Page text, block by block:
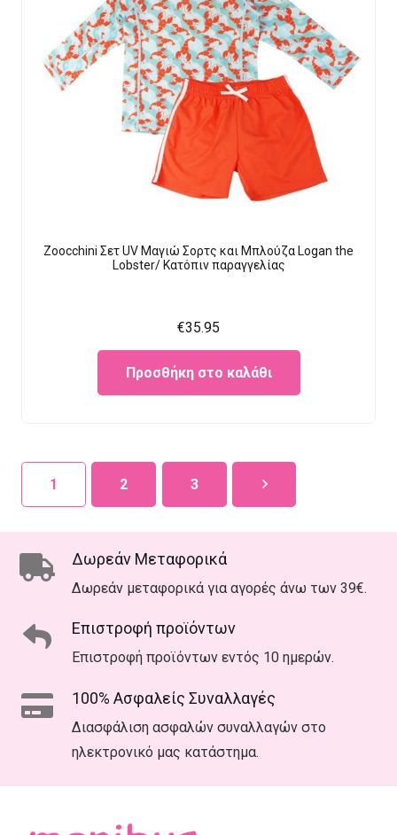
Zoocchini Σετ UV Μαγιώ Σορτς και Μπλούζα Logan the
Lobster/ Κατόπιν παραγγελίας
€35.95
Προσθήκη στο καλάθι
1 2 3
Δωρεάν Μεταφορικά
Δωρεάν μεταφορικά για αγορές άνω των 39€.
Επιστροφή προϊόντων
Επιστροφή προϊόντων εντός 10 ημερών.
100% Ασφαλείς Συναλλαγές
Διασφάλιση ασφαλών συναλλαγών στο
ηλεκτρονικό μας κατάστημα.